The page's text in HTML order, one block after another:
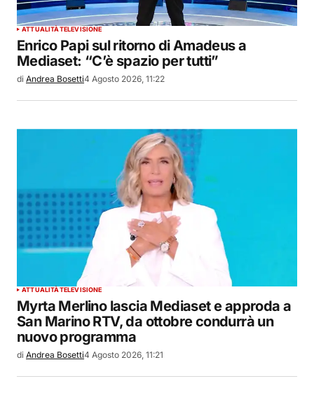
ATTUALITÀTELEVISIONE
Enrico Papi sul ritorno di Amadeus a
Mediaset: “C’è spazio per tutti”
di Andrea Bosetti4 Agosto 2026, 11:22
ATTUALITÀTELEVISIONE
Myrta Merlino lascia Mediaset e approda a
San Marino RTV, da ottobre condurrà un
nuovo programma
di Andrea Bosetti4 Agosto 2026, 11:21